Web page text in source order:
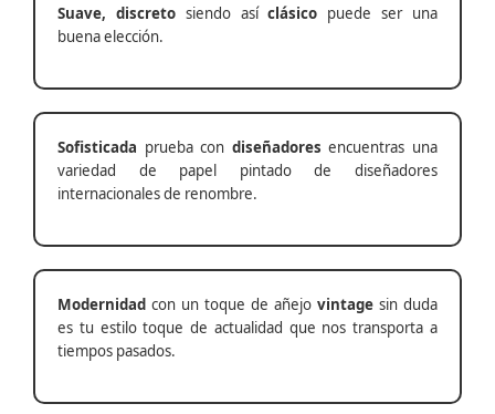
Suave, discretosiendo asíclásico puede ser una
buena elección.
Sofisticada prueba con diseñadores encuentras una
variedad de papel pintado de diseñadores
internacionales de renombre.
Modernidad con un toque de añejo vintage sin duda
es tu estilo toque de actualidad que nos transporta a
tiempos pasados.